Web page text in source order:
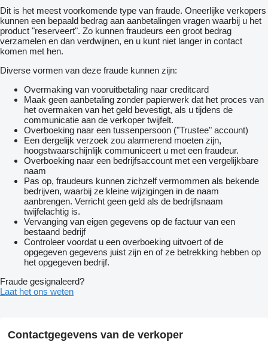
Gewichten
Max. trekgewicht: 50.000 kg
Functioneel
Merk opbouw: Piet Ruizeveld Kipper 23,8 m3
Kipper: Achter
Interieur
Bekleding: Leder/stof
Aantal zitplaatsen: 2
Staat
Algemene staat: goed
Technische staat: goed
Optische staat: goed
Dit is het meest voorkomende type van fraude. Oneerlijke verkopers
kunnen een bepaald bedrag aan aanbetalingen vragen waarbij u het
product "reserveert". Zo kunnen fraudeurs een groot bedrag
verzamelen en dan verdwijnen, en u kunt niet langer in contact
komen met hen.
Diverse vormen van deze fraude kunnen zijn:
Overmaking van vooruitbetaling naar creditcard
Maak geen aanbetaling zonder papierwerk dat het proces van
het overmaken van het geld bevestigt, als u tijdens de
communicatie aan de verkoper twijfelt.
Overboeking naar een tussenpersoon ("Trustee" account)
Een dergelijk verzoek zou alarmerend moeten zijn,
hoogstwaarschijnlijk communiceert u met een fraudeur.
Overboeking naar een bedrijfsaccount met een vergelijkbare
naam
Pas op, fraudeurs kunnen zichzelf vermommen als bekende
bedrijven, waarbij ze kleine wijzigingen in de naam
aanbrengen. Verricht geen geld als de bedrijfsnaam
twijfelachtig is.
Vervanging van eigen gegevens op de factuur van een
bestaand bedrijf
Controleer voordat u een overboeking uitvoert of de
opgegeven gegevens juist zijn en of ze betrekking hebben op
het opgegeven bedrijf.
Fraude gesignaleerd?
Laat het ons weten
Contactgegevens van de verkoper